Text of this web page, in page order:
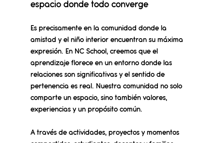
espacio donde todo converge
Es precisamente en la comunidad donde la
amistad y el niño interior encuentran su máxima
expresión. En NC School, creemos que el
aprendizaje florece en un entorno donde las
relaciones son significativas y el sentido de
pertenencia es real. Nuestra comunidad no solo
comparte un espacio, sino también valores,
experiencias y un propósito común.
A través de actividades, proyectos y momentos